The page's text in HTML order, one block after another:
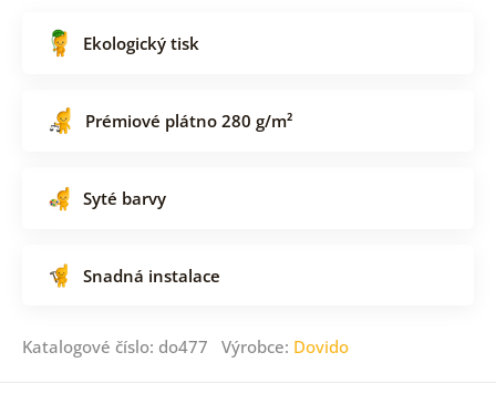
Ekologický tisk
Prémiové plátno 280 g/m²
Syté barvy
Snadná instalace
Katalogové číslo: do477 Výrobce: Dovido